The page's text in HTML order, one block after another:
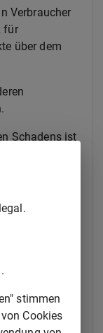
Verbraucher
für
über dem
Schadens ist
einer
auch, wenn
soweit
stimmen
Cookies